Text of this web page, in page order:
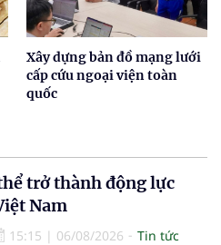
Xây dựng bản đồ mạng lưới
cấp cứu ngoại viện toàn
quốc
trở thành động lực
Nam
15:15 | 06/08/2026
Tin tức